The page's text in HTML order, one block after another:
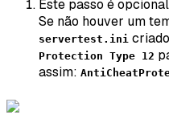
Este passo é
Se não houver um
servertest.ini
Protection Type 12
assim: